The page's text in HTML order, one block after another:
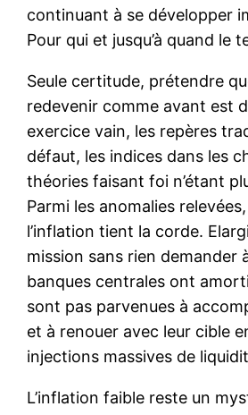
continuant à se développer
Pour qui et jusqu’à quand le
Seule certitude, prétendre
redevenir comme avant est
exercice vain, les repères
défaut, les indices dans les
théories faisant foi n’étant
Parmi les anomalies
l’inflation tient la corde.
mission sans rien demander
banques centrales ont
sont pas parvenues à
et à renouer avec leur cible
injections massives de
L’inflation faible reste un